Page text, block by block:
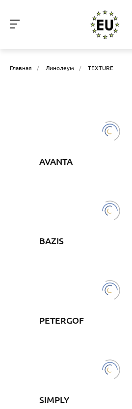
Главная / Линолеум / TEXTURE
AVANTA
BAZIS
PETERGOF
SIMPLY